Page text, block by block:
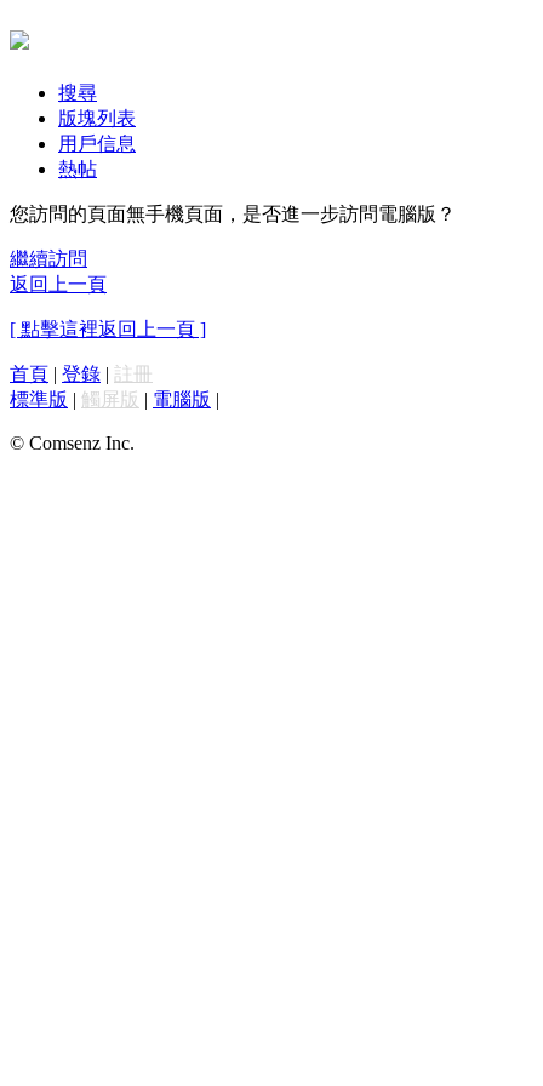
搜尋
版塊列表
用戶信息
熱帖
您訪問的頁面無手機頁面，是否進一步訪問電腦版？
繼續訪問
返回上一頁
[ 點擊這裡返回上一頁 ]
首頁 | 登錄 | 註冊
標準版 | 觸屏版 | 電腦版 |
© Comsenz Inc.